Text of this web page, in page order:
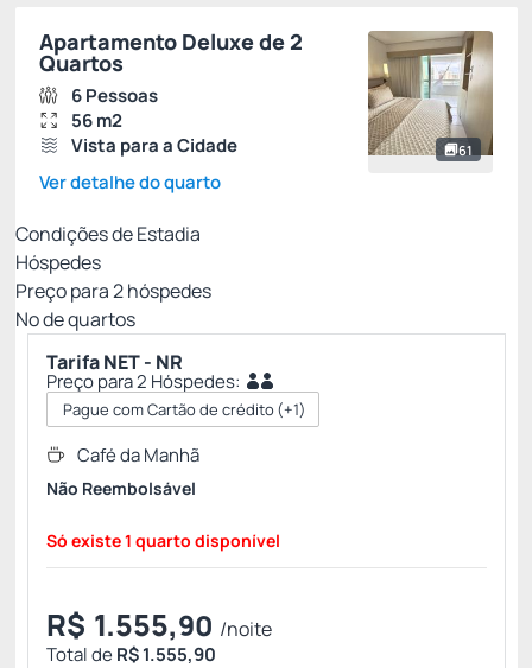
61
Apartamento Deluxe de 2
Quartos
6 Pessoas
56 m2
Vista para a Cidade
Ver detalhe do quarto
Condições de Estadia
Hóspedes
Preço para2hóspedes
Nº de quartos
Tarifa NET - NR
Preço para 2 Hóspedes:
Pague com Cartão de crédito(+1)
Café da Manhã
Não Reembolsável
Só existe 1 quarto disponível
R$ 1.555,90 /noite
Total deR$ 1.555,90